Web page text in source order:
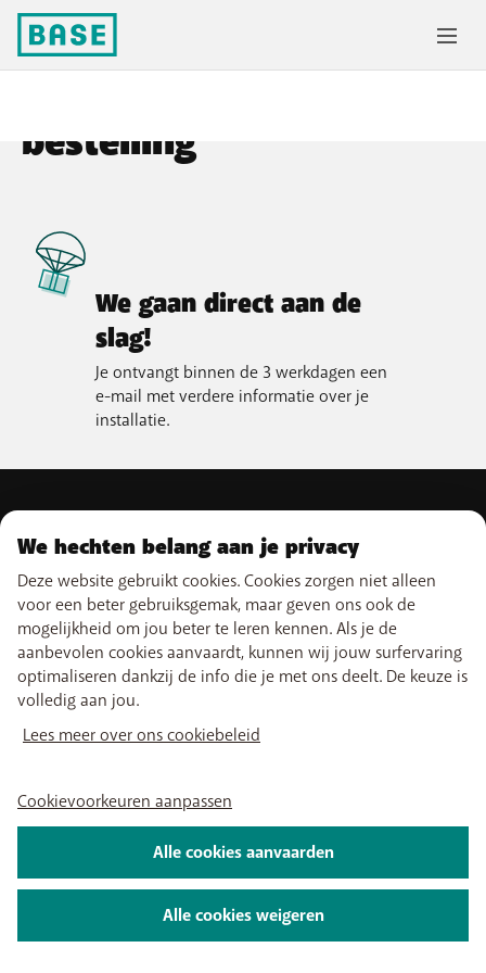
bestelling
We gaan direct aan de
slag!
Je ontvangt binnen de 3 werkdagen een
e-mail met verdere informatie over je
installatie.
ONS AANBOD
Smartphones
Internet
TV
Combineer
Boosters wifi
Tadaam
ONZE DIENSTEN
eSIM
Free Data Day
Limiet buiten abonnement
Internationale tarieven
Netwerk
PayByMobile
SUPPORT
Hulp & Contact
My BASE
Verkooppunten
BASE stopzetten
NUTTIGE LINKS
Simkaarten activeren
Self install
TV kijken
Cookiebeleid Cookievoorkeuren aanpassen
2026 Telenet Group NV - Liersesteenweg 4, 2800 Mechelen - BTW BE
0462 925 669 - RPR Antwerpen afd. Mechelen
We hechten belang aan je privacy
Deze website gebruikt cookies. Cookies zorgen niet alleen
voor een beter gebruiksgemak, maar geven ons ook de
mogelijkheid om jou beter te leren kennen. Als je de
aanbevolen cookies aanvaardt, kunnen wij jouw surfervaring
optimaliseren dankzij de info die je met ons deelt. De keuze is
volledig aan jou.
Lees meer over ons cookiebeleid
Cookievoorkeuren aanpassen
Alle cookies weigeren
Alle cookies aanvaarden